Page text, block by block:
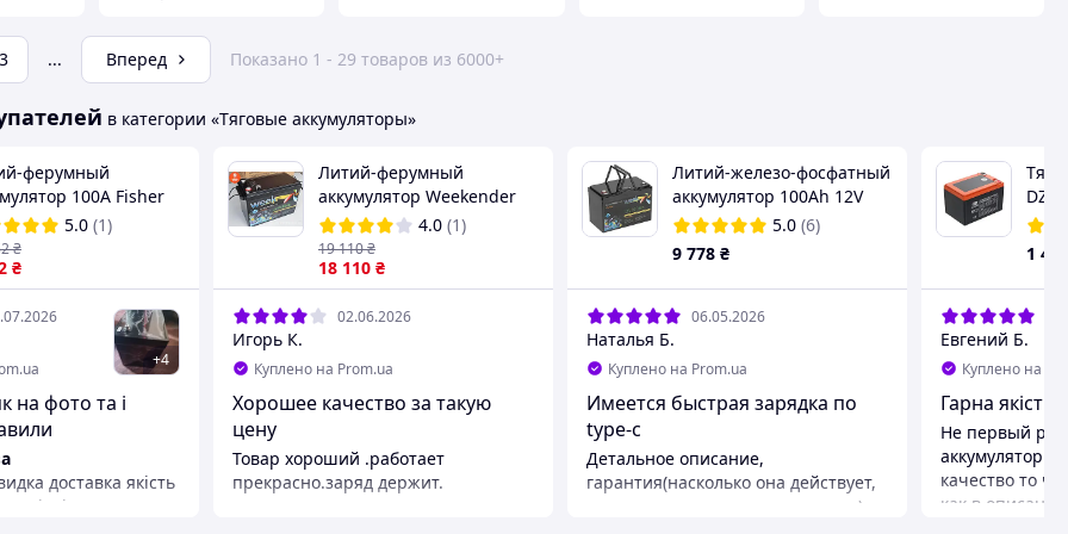
3 ... Вперед Показано 1 - 29 товаров из 6000+
в категории «Тяговые аккумуляторы»
ферумный
100A Fisher
12v в 100Ah
3 года Литий-
фосфатный 100Ач
5.0 (1)
₴
₴
+4
на фото та і
доставка якість
Литий-ферумный
аккумулятор Weekender
LiFePo4 24v в 100Ah A с
Дисплеем Литий-железо-
фосфатный 100Ач А
4.0 (1)
18 110 ₴
19 110₴
02.06.2026
Игорь К.
Куплено на Prom.ua
Хорошее качество за такую
цену
Товар хороший .работает
прекрасно.заряд держит.
Литий-железо-фосфатный
аккумулятор 100Ah 12V
Weekender с дисплеем
5.0 (6)
9 778 ₴
06.05.2026
Наталья Б.
Куплено на Prom.ua
Имеется быстрая зарядка по
type-c
Детальное описание,
гарантия(насколько она действует,
надеюсь не придется проверять).
DZF-
1 430
Евгений Б.
Куплено на
Гарна якість
Не первый
аккумуляторы
качество то
как в